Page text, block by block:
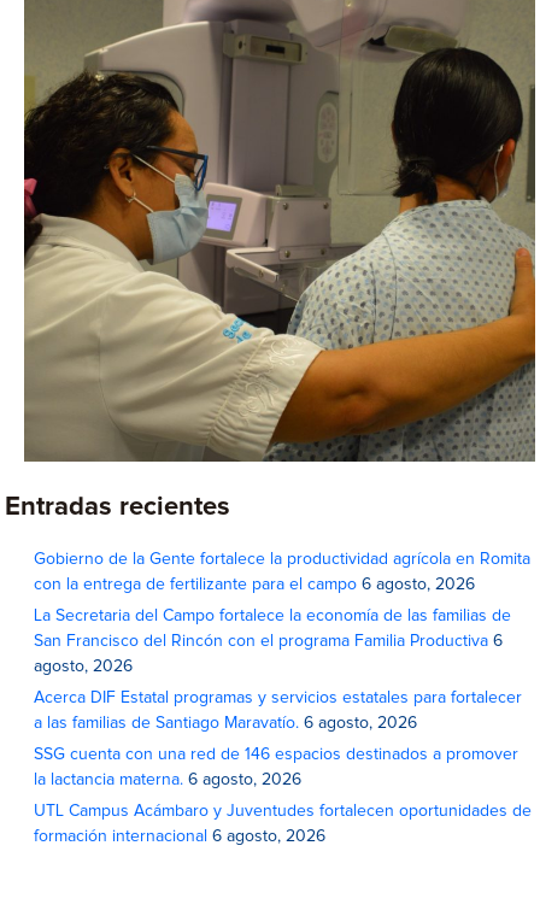
Entradas recientes
Gobierno de la Gente fortalece la productividad agrícola en Romita
con la entrega de fertilizante para el campo 6 agosto, 2026
La Secretaria del Campo fortalece la economía de las familias de
San Francisco del Rincón con el programa Familia Productiva 6
agosto, 2026
Acerca DIF Estatal programas y servicios estatales para fortalecer
a las familias de Santiago Maravatío. 6 agosto, 2026
SSG cuenta con una red de 146 espacios destinados a promover
la lactancia materna. 6 agosto, 2026
UTL Campus Acámbaro y Juventudes fortalecen oportunidades de
formación internacional 6 agosto, 2026